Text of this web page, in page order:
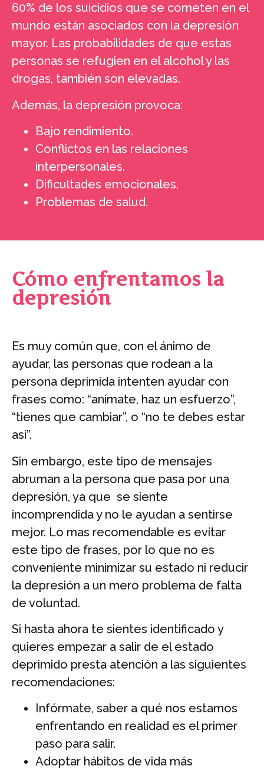
60% de los suicidios que se cometen en el
mundo están asociados con la depresión
mayor. Las probabilidades de que estas
personas se refugien en el alcohol y las
drogas, también son elevadas.
Además, la depresión provoca:
Bajo rendimiento.
Conflictos en las relaciones
interpersonales.
Dificultades emocionales.
Problemas de salud.
Cómo enfrentamos la
depresión
Es muy común que, con el ánimo de
ayudar, las personas que rodean a la
persona deprimida intenten ayudar con
frases como: “anímate, haz un esfuerzo”,
“tienes que cambiar”, o “no te debes estar
así”.
Sin embargo, este tipo de mensajes
abruman a la persona que pasa por una
depresión, ya que se siente
incomprendida y no le ayudan a sentirse
mejor. Lo mas recomendable es evitar
este tipo de frases, por lo que no es
conveniente minimizar su estado ni reducir
la depresión a un mero problema de falta
de voluntad.
Si hasta ahora te sientes identificado y
quieres empezar a salir de el estado
deprimido presta atención a las siguientes
recomendaciones:
Infórmate, saber a qué nos estamos
enfrentando en realidad es el primer
paso para salir.
Adoptar hábitos de vida más